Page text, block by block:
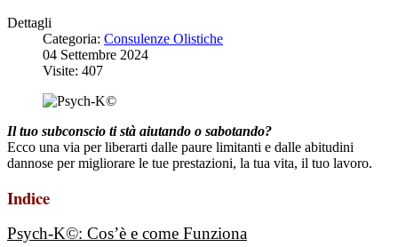
Dettagli
Categoria: Consulenze Olistiche
04 Settembre 2024
Visite: 407
Il tuo subconscio ti stà aiutando o sabotando?
Ecco una via per liberarti dalle paure limitanti e dalle abitudini
dannose per migliorare le tue prestazioni, la tua vita, il tuo lavoro.
Indice
Psych-K©: Cos’è e come Funziona